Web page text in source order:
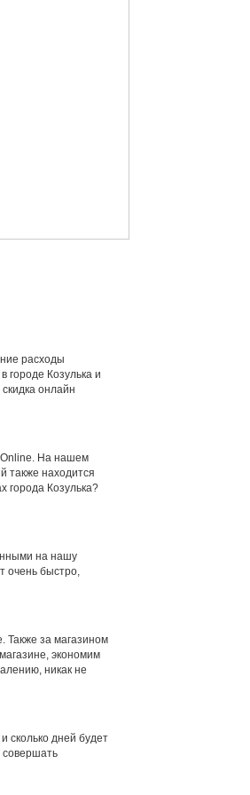
расходы
городе Козулька и
онлайн
На нашем
также находится
города Козулька?
на нашу
очень быстро,
за магазином
экономим
никак не
сколько дней будет
совершать